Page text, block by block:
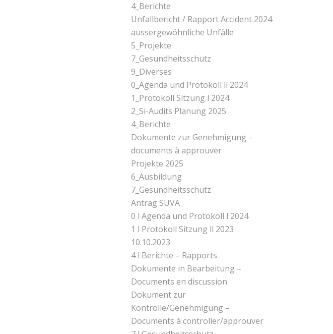
4_Berichte
Unfallbericht / Rapport Accident 2024
aussergewöhnliche Unfälle
5_Projekte
7_Gesundheitsschutz
9_Diverses
0_Agenda und Protokoll ll 2024
1_Protokoll Sitzung l 2024
2_Si-Audits Planung 2025
4_Berichte
Dokumente zur Genehmigung –
documents à approuver
Projekte 2025
6_Ausbildung
7_Gesundheitsschutz
Antrag SUVA
0 l Agenda und Protokoll l 2024
1 l Protokoll Sitzung ll 2023
10.10.2023
4 l Berichte – Rapports
Dokumente in Bearbeitung –
Documents en discussion
Dokument zur
Kontrolle/Genehmigung –
Documents à controller/approuver